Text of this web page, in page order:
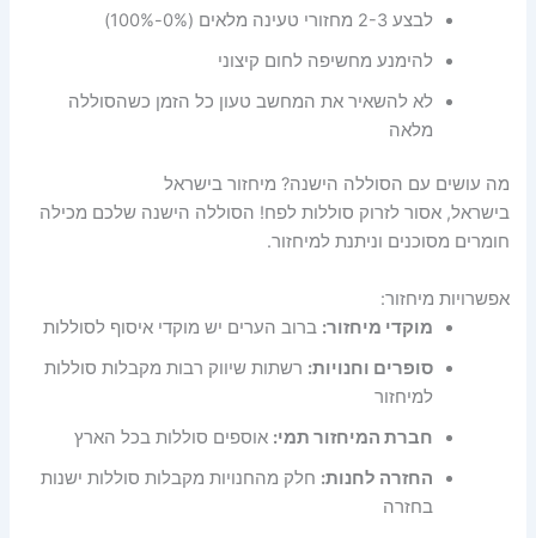
לבצע 2-3 מחזורי טעינה מלאים (0%-100%)
להימנע מחשיפה לחום קיצוני
לא להשאיר את המחשב טעון כל הזמן כשהסוללה
מלאה
מה עושים עם הסוללה הישנה? מיחזור בישראל
בישראל, אסור לזרוק סוללות לפח! הסוללה הישנה שלכם מכילה
חומרים מסוכנים וניתנת למיחזור.
אפשרויות מיחזור:
מוקדי מיחזור: ברוב הערים יש מוקדי איסוף לסוללות
סופרים וחנויות: רשתות שיווק רבות מקבלות סוללות
למיחזור
חברת המיחזור תמי: אוספים סוללות בכל הארץ
החזרה לחנות: חלק מהחנויות מקבלות סוללות ישנות
בחזרה